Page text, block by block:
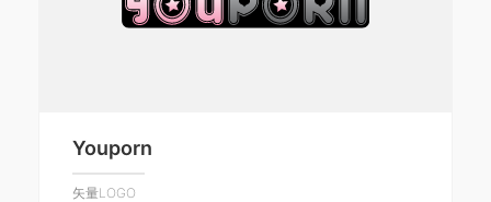
Youporn
矢量LOGO